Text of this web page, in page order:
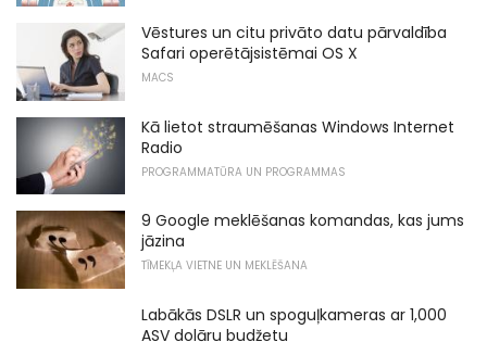
Vēstures un citu privāto datu pārvaldība
Safari operētājsistēmai OS X
MACS
Kā lietot straumēšanas Windows Internet
Radio
PROGRAMMATŪRA UN PROGRAMMAS
9 Google meklēšanas komandas, kas jums
jāzina
TĪMEKĻA VIETNE UN MEKLĒŠANA
Labākās DSLR un spoguļkameras ar 1,000
ASV dolāru budžetu